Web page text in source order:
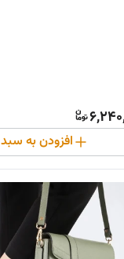
افزودن به سبد